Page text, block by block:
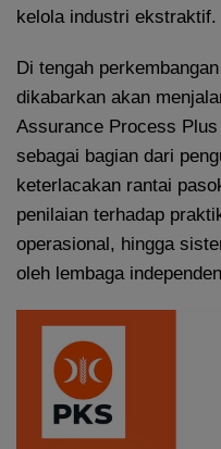
kelola industri ekstraktif.
Di tengah
dikabarkan akan
Assurance Process
sebagai bagian dari
keterlacakan rantai
penilaian terhadap
operasional, hingga
oleh lembaga